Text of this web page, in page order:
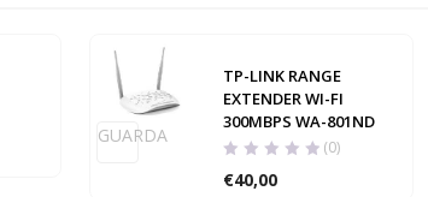
GUARDA
TP-LINK RANGE
EXTENDER WI-FI
300MBPS WA-801ND
(0)
€40,00